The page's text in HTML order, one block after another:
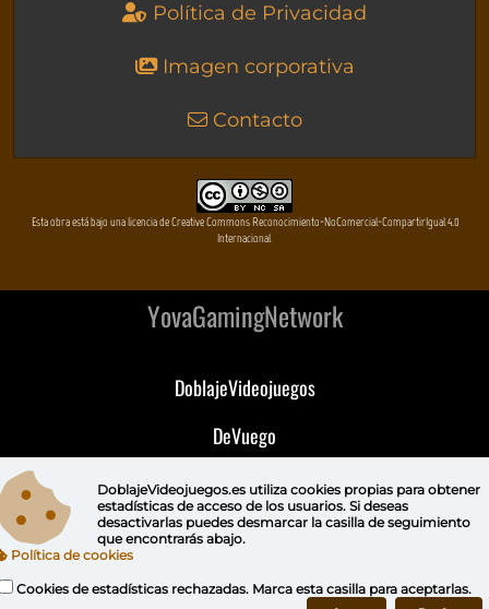
Política de Privacidad
Imagen corporativa
Contacto
Esta obra está bajo una licencia de Creative Commons Reconocimiento-NoComercial-CompartirIgual 4.0
Internacional
YovaGamingNetwork
DoblajeVideojuegos
DeVuego
DeVuego GAL
DeVuego LATAM
DeVuego Portugal
DoblajeVideojuegos.es utiliza cookies propiaspara obtener
estadísticas de acceso de los usuarios. Si deseas
desactivarlas puedes desmarcar la casilla de seguimiento
que encontrarás abajo.
Política de cookies
Cookies de estadísticas rechazadas. Marca esta casilla para aceptarlas.